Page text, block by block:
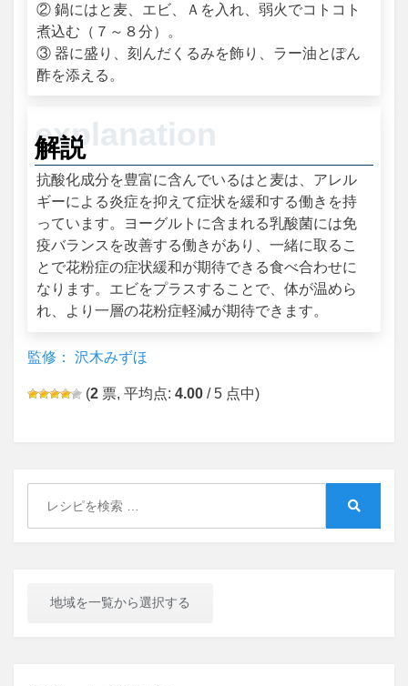
② 鍋にはと麦、エビ、Ａを入れ、弱火でコトコト
煮込む（７～８分）。
③ 器に盛り、刻んだくるみを飾り、ラー油とぽん
酢を添える。
解説
抗酸化成分を豊富に含んでいるはと麦は、アレル
ギーによる炎症を抑えて症状を緩和する働きを持
っています。ヨーグルトに含まれる乳酸菌には免
疫バランスを改善する働きがあり、一緒に取るこ
とで花粉症の症状緩和が期待できる食べ合わせに
なります。エビをプラスすることで、体が温めら
れ、より一層の花粉症軽減が期待できます。
監修： 沢木みずほ
(2 票, 平均点: 4.00 / 5 点中)
地域を一覧から選択する